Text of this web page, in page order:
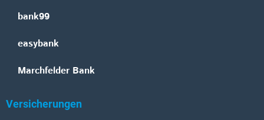
bank99
easybank
Marchfelder Bank
Versicherungen